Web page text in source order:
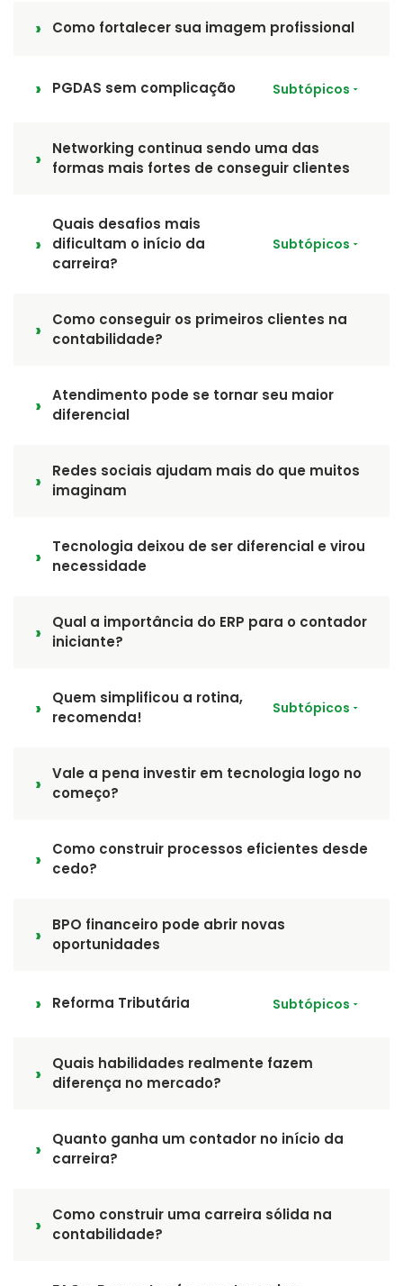
Como fortalecer sua imagem profissional
PGDAS sem complicação Subtópicos
Networking continua sendo uma das
formas mais fortes de conseguir clientes
Quais desafios mais
dificultam o início da
carreira?
Subtópicos
Como conseguir os primeiros clientes na
contabilidade?
Atendimento pode se tornar seu maior
diferencial
Redes sociais ajudam mais do que muitos
imaginam
Tecnologia deixou de ser diferencial e virou
necessidade
Qual a importância do ERP para o contador
iniciante?
Quem simplificou a rotina,
recomenda!
Subtópicos
Vale a pena investir em tecnologia logo no
começo?
Como construir processos eficientes desde
cedo?
BPO financeiro pode abrir novas
oportunidades
Reforma Tributária Subtópicos
Quais habilidades realmente fazem
diferença no mercado?
Quanto ganha um contador no início da
carreira?
Como construir uma carreira sólida na
contabilidade?